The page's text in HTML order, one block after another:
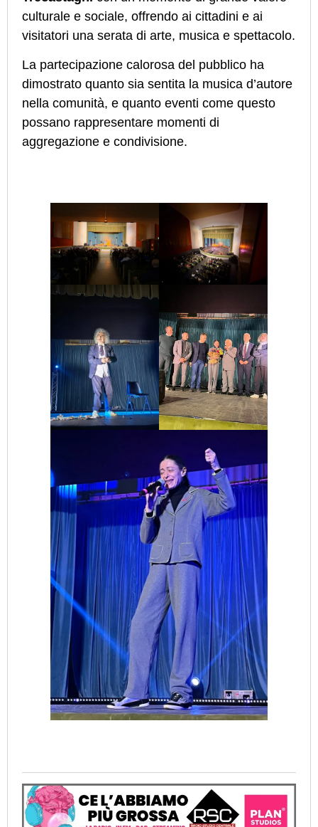
culturale e sociale, offrendo ai cittadini e ai
visitatori una serata di arte, musica e spettacolo.
La partecipazione calorosa del pubblico ha
dimostrato quanto sia sentita la musica d’autore
nella comunità, e quanto eventi come questo
possano rappresentare momenti di
aggregazione e condivisione.